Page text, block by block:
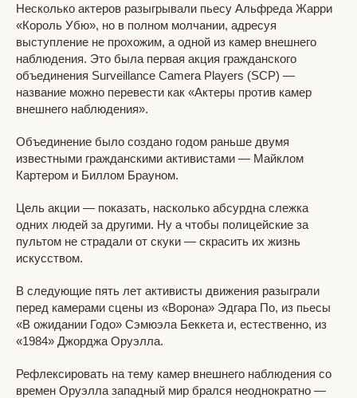
Несколько актеров разыгрывали пьесу Альфреда Жарри
«Король Убю», но в полном молчании, адресуя
выступление не прохожим, а одной из камер внешнего
наблюдения. Это была первая акция гражданского
объединения Surveillance Camera Players (SCP) —
название можно перевести как «Актеры против камер
внешнего наблюдения».
Объединение было создано годом раньше двумя
известными гражданскими активистами — Майклом
Картером и Биллом Брауном.
Цель акции — показать, насколько абсурдна слежка
одних людей за другими. Ну а чтобы полицейские за
пультом не страдали от скуки — скрасить их жизнь
искусством.
В следующие пять лет активисты движения разыграли
перед камерами сцены из «Ворона» Эдгара По, из пьесы
«В ожидании Годо» Сэмюэла Беккета и, естественно, из
«1984» Джорджа Оруэлла.
Рефлексировать на тему камер внешнего наблюдения со
времен Оруэлла западный мир брался неоднократно —